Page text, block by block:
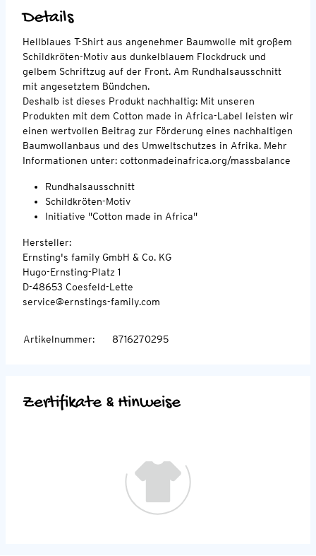
Details
Hellblaues T-Shirt aus angenehmer Baumwolle mit großem
Schildkröten-Motiv aus dunkelblauem Flockdruck und
gelbem Schriftzug auf der Front. Am Rundhalsausschnitt
mit angesetztem Bündchen.
Deshalb ist dieses Produkt nachhaltig: Mit unseren
Produkten mit dem Cotton made in Africa-Label leisten wir
einen wertvollen Beitrag zur Förderung eines nachhaltigen
Baumwollanbaus und des Umweltschutzes in Afrika. Mehr
Informationen unter: cottonmadeinafrica.org/massbalance
Rundhalsausschnitt
Schildkröten-Motiv
Initiative "Cotton made in Africa"
Hersteller:
Ernsting's family GmbH & Co. KG
Hugo-Ernsting-Platz 1
D-48653 Coesfeld-Lette
service@ernstings-family.com
Artikelnummer: 8716270295
Zertifikate & Hinweise